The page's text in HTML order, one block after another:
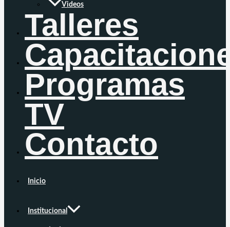
Videos
Talleres
Programas
TV
Contacto
Inicio
Institucional